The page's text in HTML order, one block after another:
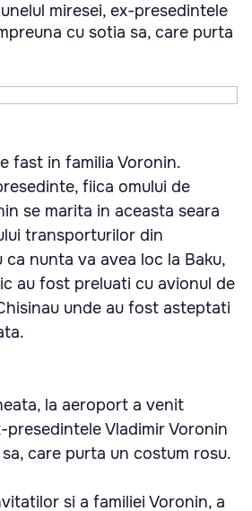
miresei, ex-presedintele
cu sotia sa, care purta
fast in familia Voronin.
fiica omului de
se marita in aceasta seara
transporturilor din
ca nunta va avea loc la Baku,
au fost preluati cu avionul de
unde au fost asteptati
la aeroport a venit
presedintele Vladimir Voronin
care purta un costum rosu.
si a familiei Voronin, a